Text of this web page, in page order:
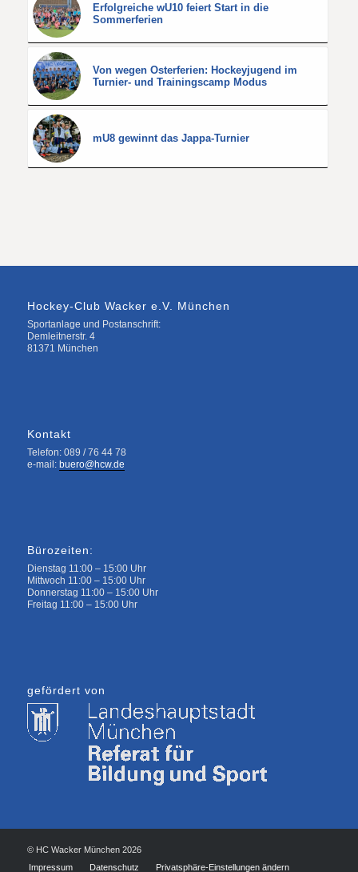
Erfolgreiche wU10 feiert Start in die
Sommerferien
Von wegen Osterferien: Hockeyjugend im
Turnier- und Trainingscamp Modus
mU8 gewinnt das Jappa-Turnier
Hockey-Club Wacker e.V. München
Sportanlage und Postanschrift:
Demleitnerstr. 4
81371 München
Kontakt
Telefon: 089 / 76 44 78
e-mail: buero@hcw.de
Bürozeiten:
Dienstag 11:00 – 15:00 Uhr
Mittwoch 11:00 – 15:00 Uhr
Donnerstag 11:00 – 15:00 Uhr
Freitag 11:00 – 15:00 Uhr
gefördert von
© HC Wacker München 2026
Impressum
Datenschutz
Privatsphäre-Einstellungen ändern